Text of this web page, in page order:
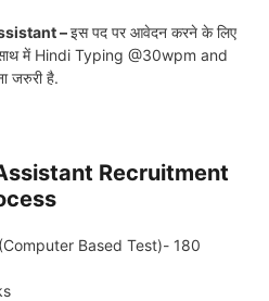
–इस पद पर आवेदन करने के लिए
साथ में Hindi Typing @30wpm and
जरुरी है.
Recruitment
Based Test)- 180